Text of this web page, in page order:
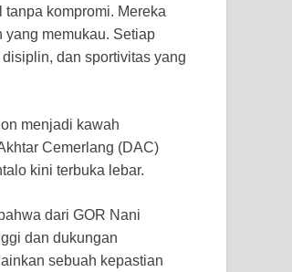
kompromi. Mereka
yang memukau. Setiap
dan sportivitas yang
menjadi kawah
Cemerlang (DAC)
kini terbuka lebar.
dari GOR Nani
dan dukungan
sebuah kepastian